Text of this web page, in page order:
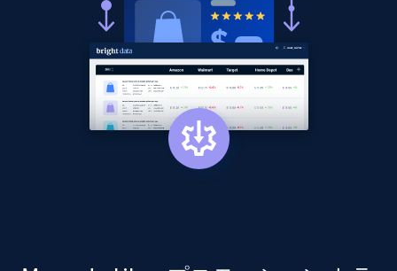
Etsy - Collect data on products using
specified keywords
URL, Product id, Listing inventory id, Title, Rating,
Reviews count shop, Reviews count item, Initial
price, and more.
Etsy - Collects data from shop's URL